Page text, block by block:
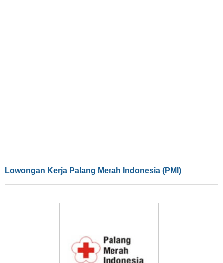
Lowongan Kerja Palang Merah Indonesia (PMI)